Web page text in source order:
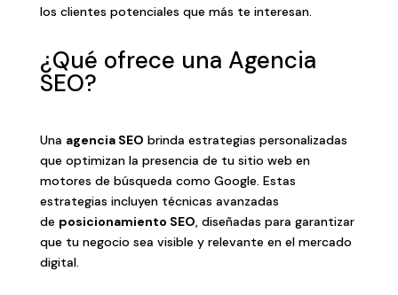
los clientes potenciales que más te interesan.
¿Qué ofrece una Agencia
SEO?
Una agencia SEO brinda estrategias personalizadas
que optimizan la presencia de tu sitio web en
motores de búsqueda como Google. Estas
estrategias incluyen técnicas avanzadas
de posicionamiento SEO, diseñadas para garantizar
que tu negocio sea visible y relevante en el mercado
digital.